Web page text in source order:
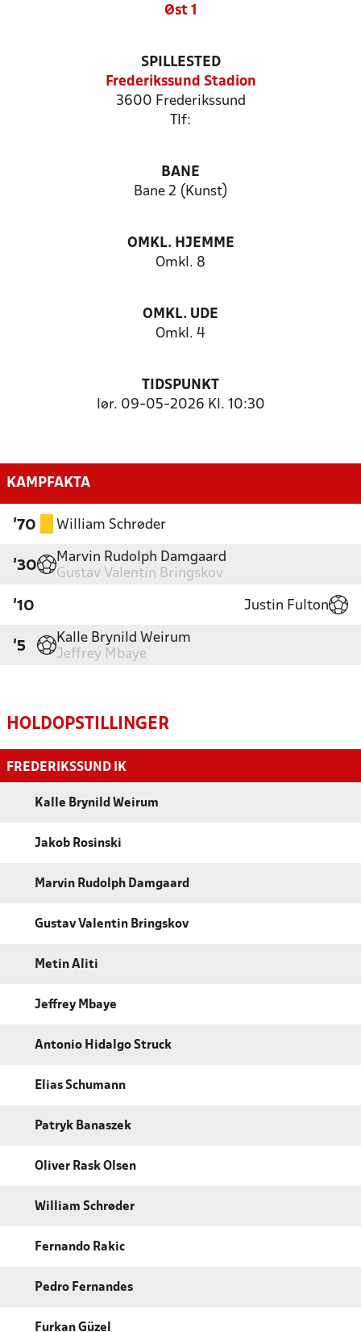
Øst 1
SPILLESTED
Frederikssund Stadion
3600 Frederikssund
Tlf:
BANE
Bane 2 (Kunst)
OMKL. HJEMME
Omkl. 8
OMKL. UDE
Omkl. 4
TIDSPUNKT
lør. 09-05-2026 Kl. 10:30
KAMPFAKTA
'70 William Schrøder
'30
Marvin Rudolph Damgaard
Gustav Valentin Bringskov
'10 Justin Fulton
'5
Kalle Brynild Weirum
Jeffrey Mbaye
HOLDOPSTILLINGER
FREDERIKSSUND IK
Kalle Brynild Weirum
Jakob Rosinski
Marvin Rudolph Damgaard
Gustav Valentin Bringskov
Metin Aliti
Jeffrey Mbaye
Antonio Hidalgo Struck
Elias Schumann
Patryk Banaszek
Oliver Rask Olsen
William Schrøder
Fernando Rakic
Pedro Fernandes
Furkan Güzel